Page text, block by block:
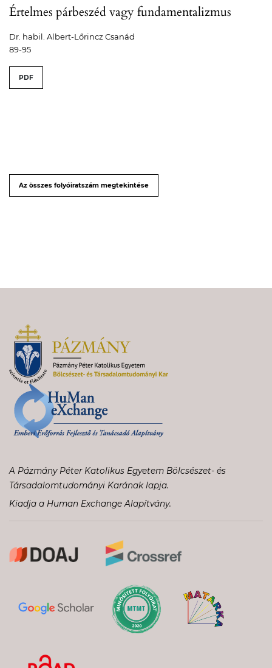
Értelmes párbeszéd vagy fundamentalizmus
Dr. habil. Albert-Lőrincz Csanád
89-95
PDF
Az összes folyóiratszám megtekintése
A Pázmány Péter Katolikus Egyetem Bölcsészet- és
Társadalomtudományi Karának lapja.
Kiadja a Human Exchange Alapítvány.